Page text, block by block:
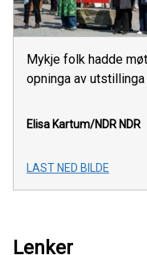
Mykje folk hadde
opninga av utstillinga
Elisa Kartum/NDR NDR
LAST NED BILDE
Lenker